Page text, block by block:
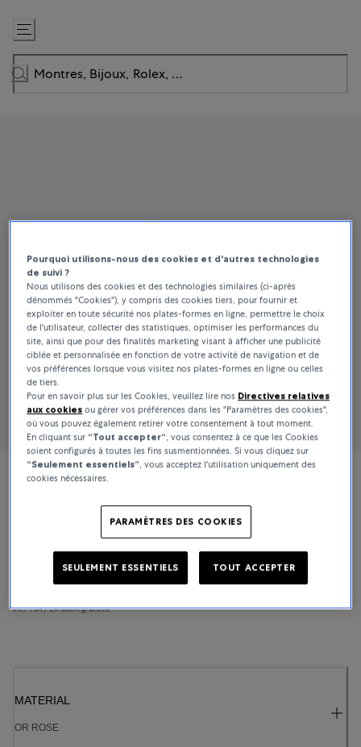
Passer
au
contenu
Bucherer Fine Jewellery
25 000 €
incl. TVA / Livraison gratuite En stock
MATERIAL
OR ROSE
Pourquoi utilisons-nous des cookies et d'autres technologies
de suivi ?
Nous utilisons des cookies et des technologies similaires (ci-après
dénommés "Cookies"), y compris des cookies tiers, pour fournir et
exploiter en toute sécurité nos plates-formes en ligne, permettre le choix
de l'utilisateur, collecter des statistiques, optimiser les performances du
site, ainsi que pour des finalités marketing visant à afficher une publicité
ciblée et personnalisée en fonction de votre activité de navigation et de
vos préférences lorsque vous visitez nos plates-formes en ligne ou celles
de tiers.
Pour en savoir plus sur les Cookies, veuillez lire nos Directives relatives
aux cookies ou gérer vos préférences dans les "Paramètres des cookies",
où vous pouvez également retirer votre consentement à tout moment.
En cliquant sur “Tout accepter“, vous consentez à ce que les Cookies
soient configurés à toutes les fins susmentionnées. Si vous cliquez sur
“Seulement essentiels”, vous acceptez l'utilisation uniquement des
cookies nécessaires.
PARAMÈTRES DES COOKIES
SEULEMENT ESSENTIELS TOUT ACCEPTER